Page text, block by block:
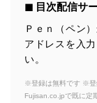
◼︎ 目次配信サ
Ｐｅｎ（ペン
アドレスを入
い。
※登録は無料です ※登
Fujisan.co.jpで既に定